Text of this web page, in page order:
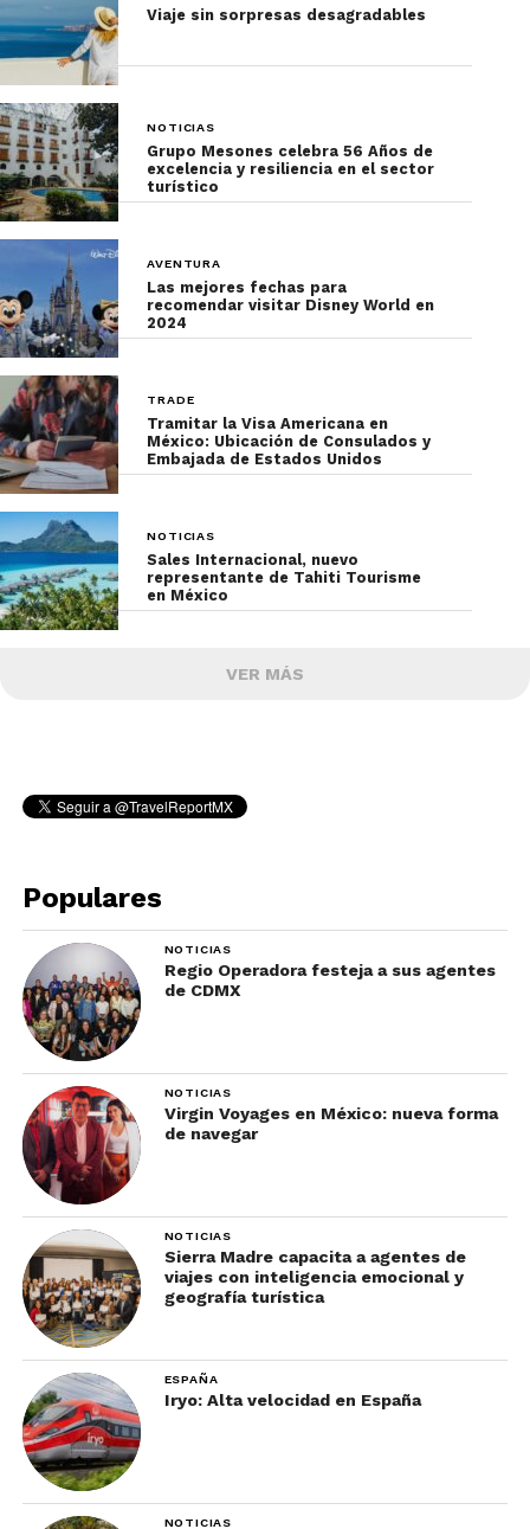
Viaje sin sorpresas desagradables
NOTICIAS
Grupo Mesones celebra 56 Años de
excelencia y resiliencia en el sector
turístico
AVENTURA
Las mejores fechas para
recomendar visitar Disney World en
2024
TRADE
Tramitar la Visa Americana en
México: Ubicación de Consulados y
Embajada de Estados Unidos
NOTICIAS
Sales Internacional, nuevo
representante de Tahiti Tourisme
en México
VER MÁS
Populares
NOTICIAS
Regio Operadora festeja a sus agentes
de CDMX
NOTICIAS
Virgin Voyages en México: nueva forma
de navegar
NOTICIAS
Sierra Madre capacita a agentes de
viajes con inteligencia emocional y
geografía turística
ESPAÑA
Iryo: Alta velocidad en España
NOTICIAS